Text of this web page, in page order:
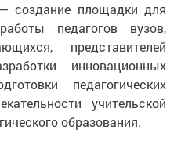
создание площадки для
педагогов вузов,
представителей
инновационных
педагогических
учительской
образования.